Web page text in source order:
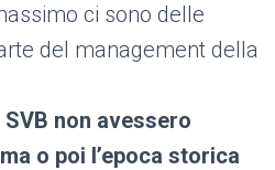
ci sono delle
del management della
non avessero
o poi l’epoca storica